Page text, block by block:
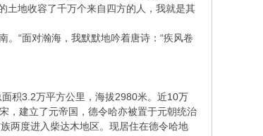
土地收容了千万个来自四方的人，我就是其
。“面对瀚海，我默默地吟着唐诗：“疾风卷
积3.2万平方公里，海拔2980米。近10万
，建立了元帝国，德令哈亦被置于元朝统治
两度进入柴达木地区。现居住在德令哈地